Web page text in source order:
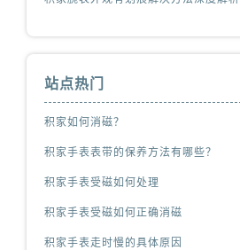
站点热门
积家如何消磁？
积家手表表带的保养方法有哪些？
积家手表受磁如何处理
积家手表受磁如何正确消磁
积家手表走时慢的具体原因